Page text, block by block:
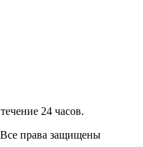
24 часов.
права защищены